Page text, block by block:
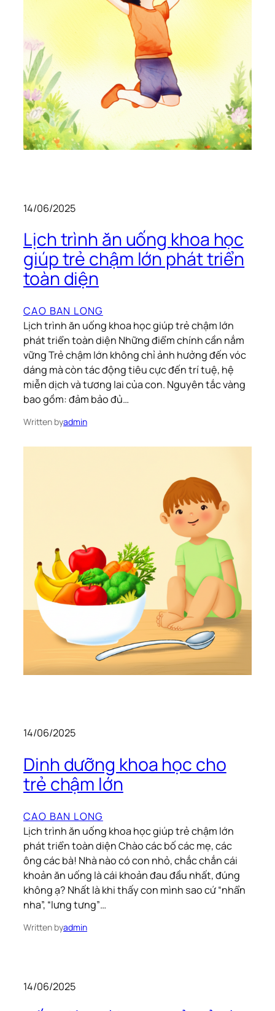
14/06/2025
Lịch trình ăn uống khoa học
giúp trẻ chậm lớn phát triển
toàn diện
CAO BAN LONG
Lịch trình ăn uống khoa học giúp trẻ chậm lớn
phát triển toàn diện Những điểm chính cần nắm
vững Trẻ chậm lớn không chỉ ảnh hưởng đến vóc
dáng mà còn tác động tiêu cực đến trí tuệ, hệ
miễn dịch và tương lai của con. Nguyên tắc vàng
bao gồm: đảm bảo đủ…
Written byadmin
14/06/2025
Dinh dưỡng khoa học cho
trẻ chậm lớn
CAO BAN LONG
Lịch trình ăn uống khoa học giúp trẻ chậm lớn
phát triển toàn diện Chào các bố các mẹ, các
ông các bà! Nhà nào có con nhỏ, chắc chắn cái
khoản ăn uống là cái khoản đau đầu nhất, đúng
không ạ? Nhất là khi thấy con mình sao cứ “nhẩn
nha”, “lưng tưng”…
Written byadmin
14/06/2025